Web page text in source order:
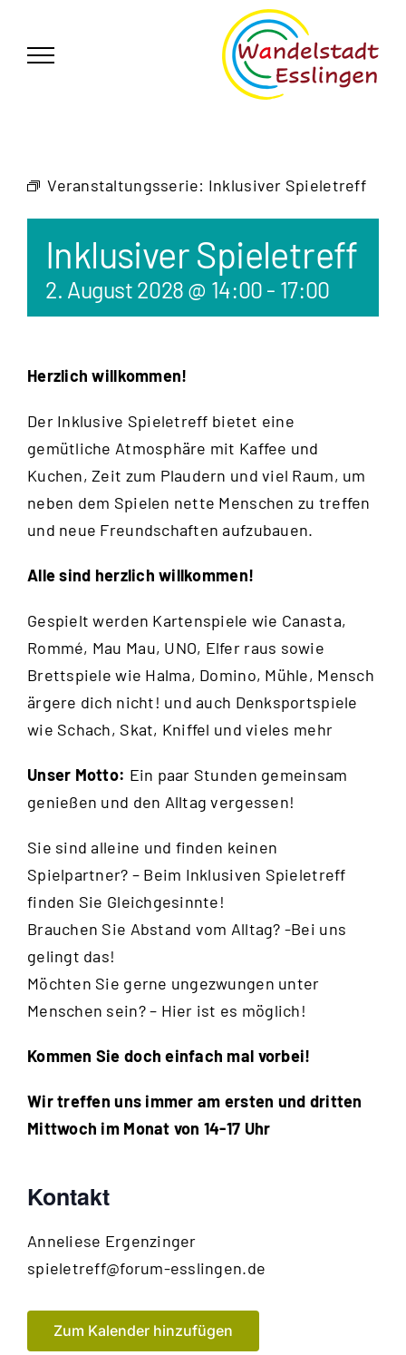
springen
Veranstaltungsserie: Inklusiver Spieletreff
Inklusiver Spieletreff
2. August 2028 @ 14:00 - 17:00
Herzlich willkommen!
Der Inklusive Spieletreff bietet eine
gemütliche Atmosphäre mit Kaffee und
Kuchen, Zeit zum Plaudern und viel Raum, um
neben dem Spielen nette Menschen zu treffen
und neue Freundschaften aufzubauen.
Alle sind herzlich willkommen!
Gespielt werden Kartenspiele wie Canasta,
Rommé, Mau Mau, UNO, Elfer raus sowie
Brettspiele wie Halma, Domino, Mühle, Mensch
ärgere dich nicht! und auch Denksportspiele
wie Schach, Skat, Kniffel und vieles mehr
Unser Motto: Ein paar Stunden gemeinsam
genießen und den Alltag vergessen!
Sie sind alleine und finden keinen
Spielpartner? – Beim Inklusiven Spieletreff
finden Sie Gleichgesinnte!
Brauchen Sie Abstand vom Alltag? -Bei uns
gelingt das!
Möchten Sie gerne ungezwungen unter
Menschen sein? – Hier ist es möglich!
Kommen Sie doch einfach mal vorbei!
Wir treffen uns immer am ersten und dritten
Mittwoch im Monat von 14-17 Uhr
Kontakt
Anneliese Ergenzinger
E-
spieletreff@forum-esslingen.de
Zum Kalender hinzufügen